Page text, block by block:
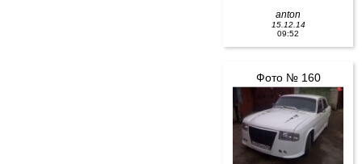
anton
15.12.14
09:52
Фото № 160